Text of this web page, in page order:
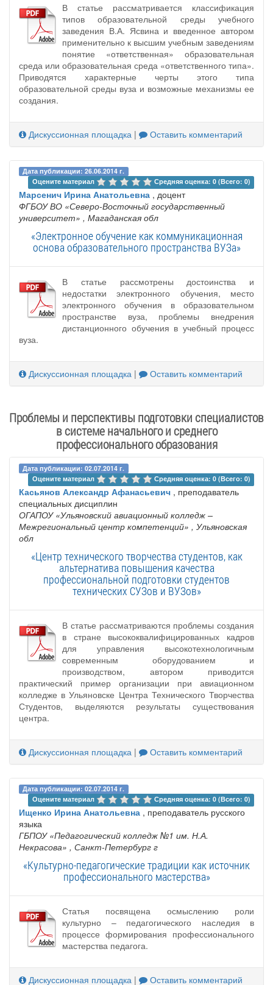
В статье рассматривается классификация
типов образовательной среды учебного
заведения В.А. Ясвина и введенное автором
применительно к высшим учебным заведениям
понятие «ответственная» образовательная
среда или образовательная среда «ответственного типа».
Приводятся характерные черты этого типа
образовательной среды вуза и возможные механизмы ее
создания.
Дискуссионная площадка | Оставить комментарий
Дата публикации: 26.06.2014 г.
Оцените материал
Средняя оценка: 0 (Всего: 0)
Марсенич Ирина Анатольевна , доцент
ФГБОУ ВО «Северо-Восточный государственный
университет» , Магаданская обл
«Электронное обучение как коммуникационная
основа образовательного пространства ВУЗа»
В статье рассмотрены достоинства и
недостатки электронного обучения, место
электронного обучения в образовательном
пространстве вуза, проблемы внедрения
дистанционного обучения в учебный процесс
вуза.
Дискуссионная площадка | Оставить комментарий
Проблемы и перспективы подготовки специалистов
в системе начального и среднего
профессионального образования
Дата публикации: 02.07.2014 г.
Оцените материал
Средняя оценка: 0 (Всего: 0)
Касьянов Александр Афанасьевич , преподаватель
специальных дисциплин
ОГАПОУ «Ульяновский авиационный колледж –
Межрегиональный центр компетенций» , Ульяновская
обл
«Центр технического творчества студентов, как
альтернатива повышения качества
профессиональной подготовки студентов
технических СУЗов и ВУЗов»
В статье рассматриваются проблемы создания
в стране высококвалифицированных кадров
для управления высокотехнологичным
современным оборудованием и
производством, автором приводится
практический пример организации при авиационном
колледже в Ульяновске Центра Технического Творчества
Студентов, выделяются результаты существования
центра.
Дискуссионная площадка | Оставить комментарий
Дата публикации: 02.07.2014 г.
Оцените материал
Средняя оценка: 0 (Всего: 0)
Ищенко Ирина Анатольевна , преподаватель русского
языка
ГБПОУ «Педагогический колледж №1 им. Н.А.
Некрасова» , Санкт-Петербург г
«Культурно-педагогические традиции как источник
профессионального мастерства»
Статья посвящена осмыслению роли
культурно – педагогического наследия в
процессе формирования профессионального
мастерства педагога.
Дискуссионная площадка | Оставить комментарий